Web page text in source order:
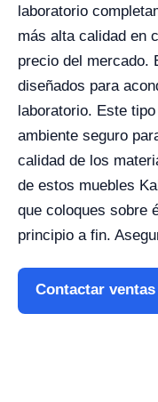
laboratorio
más alta calidad en
precio del mercado.
diseñados para
laboratorio. Este
ambiente seguro
calidad de los
de estos muebles
que coloques sobre
principio a fin.
Contactar ventas